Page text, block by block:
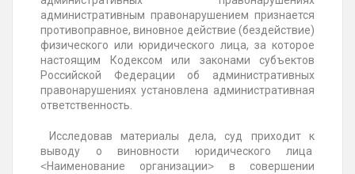
административным правонарушением признается
противоправное, виновное действие (бездействие)
физического или юридического лица, за которое
настоящим Кодексом или законами субъектов
Российской Федерации об административных
правонарушениях установлена административная
ответственность.
Исследовав материалы дела, суд приходит к
выводу о виновности юридического лица
˂Наименование организации˃ в совершении